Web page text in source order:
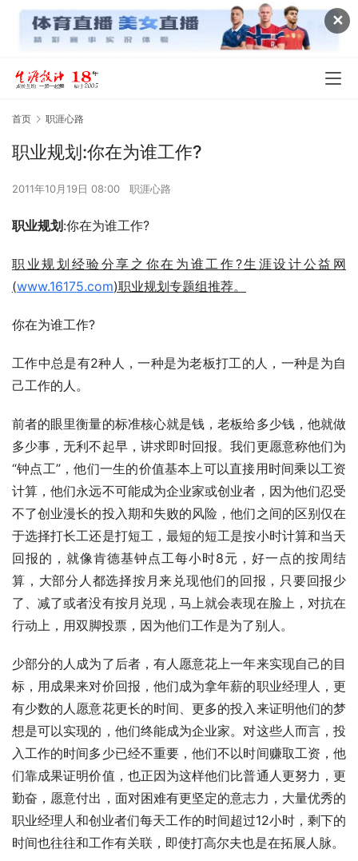
✕
首页 职涯心路
职业规划:你在为谁工作?
2011年10月19日 08:00 职涯心路
职业规划:你在为谁工作?
职业规划经验分享之你在为谁工作?生涯设计公益网
(www.16175.com)职业规划专题组推荐。
你在为谁工作?
工作中总是有2种人，一种是为老板打工的人，一种是为自
己工作的人。
前者的眼里衡量的标准核心就是钱，老板给多少钱，他就做
多少事，无利不起早，讲求即时回报。我们更愿意称他们为
“钟点工”，他们一生的价值基本上可以直接用时间乘以工资
计算，他们永远不可能成为企业家或创业者，因为他们忍受
不了创业漫长的投入期和失败的风险，他们之间的区别仅在
于选择打长工还是打短工，最短的短工是按小时计算和当天
回报的，就像肯德基钟点工每小时8元，好一点的按周结
算，大部分人都选择按月来兑现他们的回报，只要回报少
了、减了或者没有按月兑现，马上就会表现在脸上，对抗在
行动上，用双脚投票，因为他们工作是为了别人。
少部分的人成为了后者，有人愿意花上一年来实现自己的目
标，用成果来对价回报，他们成为拿年薪的职业经理人，更
有少数的人愿意花更长的时间、更多的投入来证明他们的梦
想是可以实现的，他们终能成为企业家。对这些人而言，投
入工作的时间多少已经不重要，他们不以时间赚取工资，他
们靠成果证明价值，也正因为这样他们比普通人更努力，更
勤奋，愿意付出，面对困难有更坚定的意志力，大量优秀的
职业经理人和创业者们每天工作的时间超过12小时，剩下的
时间也往往和工作有关联，即使打高尔夫也是在拓展人脉。